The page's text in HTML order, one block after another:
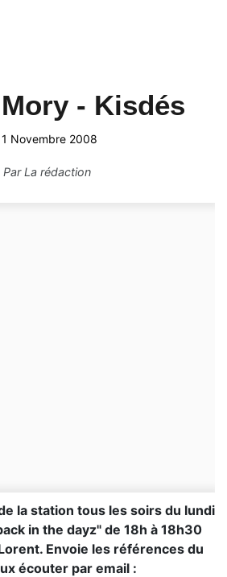
- Kisdés
Novembre 2008
ParLa rédaction
la station tous les soirs du lundi
in the dayz" de 18h à 18h30
Envoie les références du
écouter par email :